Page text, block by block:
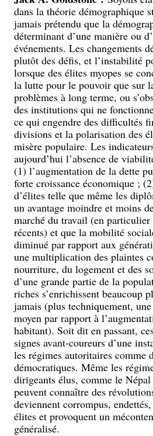
dans la théorie démographique
jamais prétendu que la
déterminant d’une manière ou
événements. Les changements
plutôt des défis, et l’instabilité
lorsque des élites myopes se
la lutte pour le pouvoir que sur
problèmes à long terme, ou
des institutions qui ne
ce qui engendre des difficultés
divisions et la polarisation des
misère populaire. Les
aujourd’hui l’absence de
(1) l’augmentation de la dette
forte croissance économique ;
d’élites telle que même les
un avantage moindre et moins
marché du travail (en
récents) et que la mobilité
diminué par rapport aux
une multiplication des plaintes
nourriture, du logement et des
d’une grande partie de la
riches s’enrichissent beaucoup
jamais (plus techniquement,
moyen par rapport à
habitant). Soit dit en passant,
signes avant-coureurs d’une
les régimes autoritaires comme
démocratiques. Même les
dirigeants élus, comme le
peuvent connaître des
deviennent corrompus,
élites et provoquent un
généralisé.